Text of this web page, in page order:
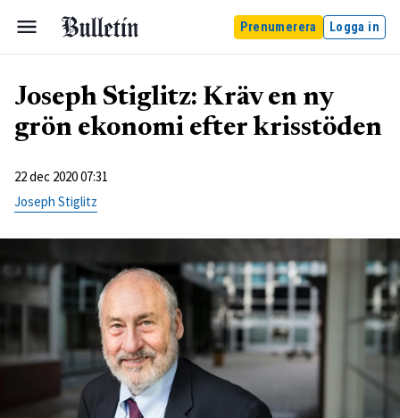
Prenumerera Logga in
Joseph Stiglitz: Kräv en ny
grön ekonomi efter krisstöden
22 dec 2020 07:31
Joseph Stiglitz